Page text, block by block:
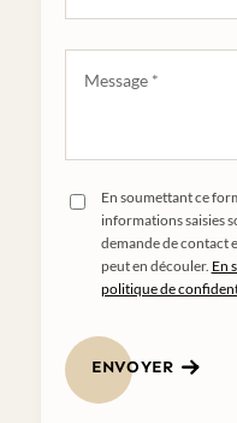
En soumettant ce
informations saisies
demande de contact
peut en découler. En
politique de
ENVOYER